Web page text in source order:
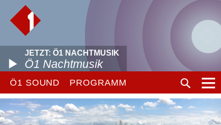
JETZT: Ö1 NACHTMUSIK
Ö1 Nachtmusik
Ö1 SOUND PROGRAMM